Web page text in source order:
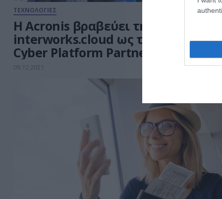
ΤΕΧΝΟΛΟΓΙΕΣ
H Acronis βραβεύει την
interworks.cloud ως τον #CyberFit
Cyber Platform Partner
09.12.2021